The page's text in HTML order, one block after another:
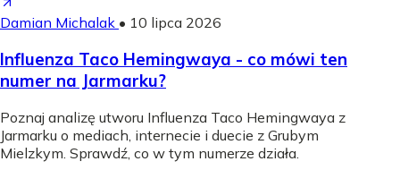
Damian Michalak • 10 lipca 2026
Influenza Taco Hemingwaya - co mówi ten
numer na Jarmarku?
Poznaj analizę utworu Influenza Taco Hemingwaya z
Jarmarku o mediach, internecie i duecie z Grubym
Mielzkym. Sprawdź, co w tym numerze działa.